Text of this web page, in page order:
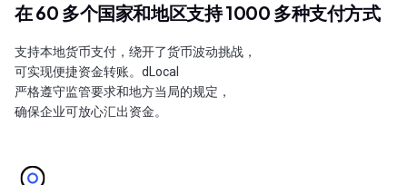
在 60 多个国家和地区支持 1000 多种支付方式
支持本地货币支付，绕开了货币波动挑战，
可实现便捷资金转账。dLocal
严格遵守监管要求和地方当局的规定，
确保企业可放心汇出资金。